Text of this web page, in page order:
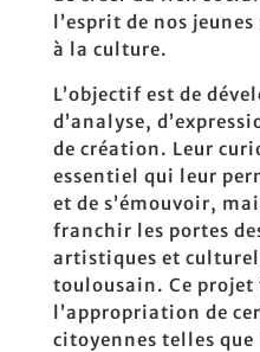
l’esprit de nos
à la culture.
L’objectif est de
d’analyse,
de création. Leur
essentiel qui leur
et de s’émouvoir,
franchir les portes
artistiques et
toulousain. Ce
l’appropriation de
citoyennes telles